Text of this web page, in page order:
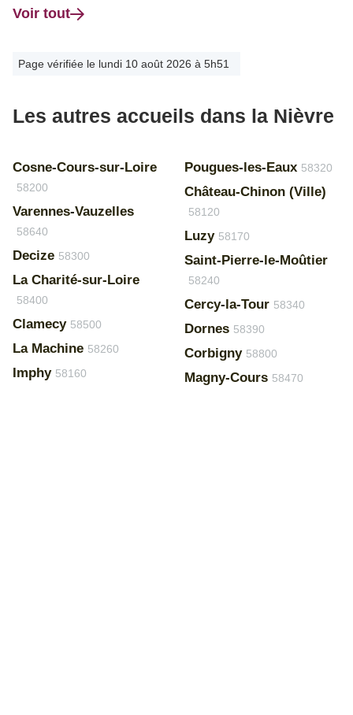
Voir tout
Page vérifiée le lundi 10 août 2026 à 5h51
Les autres accueils dans la Nièvre
Cosne-Cours-sur-Loire
58200
Varennes-Vauzelles
58640
Decize 58300
La Charité-sur-Loire
58400
Clamecy 58500
La Machine 58260
Imphy 58160
Pougues-les-Eaux 58320
Château-Chinon (Ville)
58120
Luzy 58170
Saint-Pierre-le-Moûtier
58240
Cercy-la-Tour 58340
Dornes 58390
Corbigny 58800
Magny-Cours 58470